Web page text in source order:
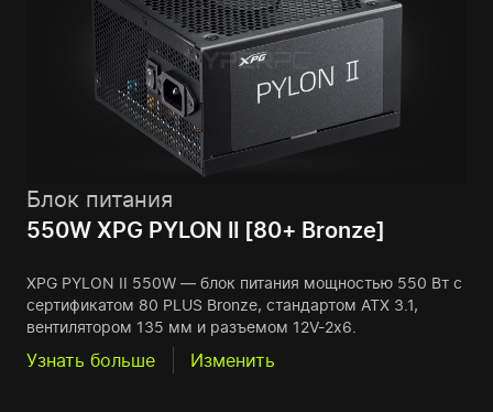
Блок питания
550W XPG PYLON II [80+ Bronze]
XPG PYLON II 550W — блок питания мощностью 550 Вт с
сертификатом 80 PLUS Bronze, стандартом ATX 3.1,
вентилятором 135 мм и разъемом 12V-2x6.
Узнать больше Изменить